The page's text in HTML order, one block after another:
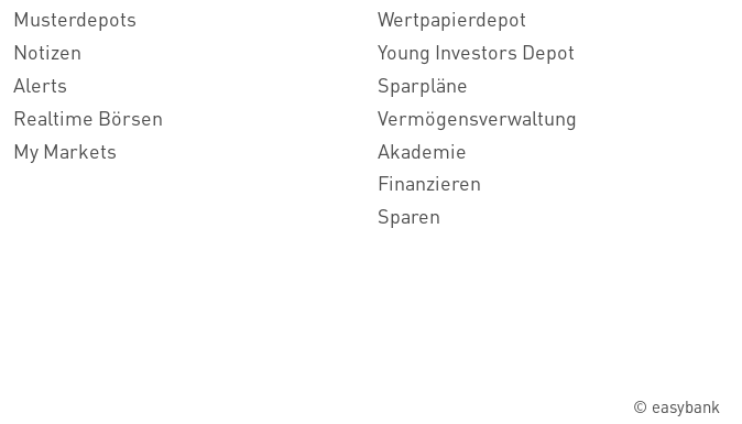
Musterdepots
Notizen
Alerts
Realtime Börsen
My Markets
Wertpapierdepot
Young Investors Depot
Sparpläne
Vermögensverwaltung
Akademie
Finanzieren
Sparen
© easybank